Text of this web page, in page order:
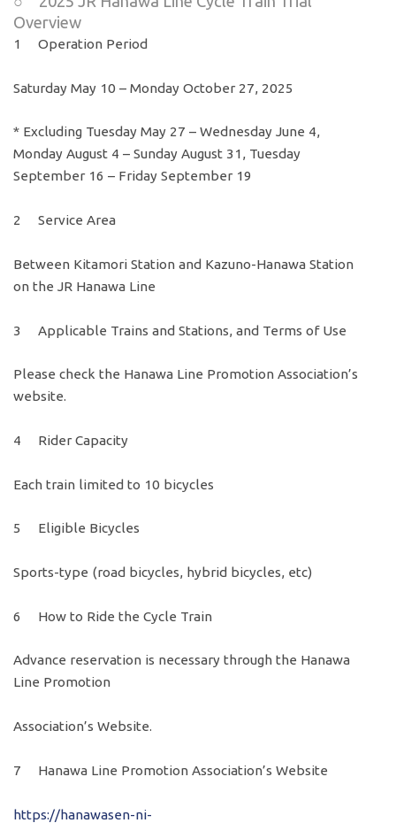
Overview
1 Operation Period
Saturday May 10 – Monday October 27, 2025
* Excluding Tuesday May 27 – Wednesday June 4,
Monday August 4 – Sunday August 31, Tuesday
September 16 – Friday September 19
2 Service Area
Between Kitamori Station and Kazuno-Hanawa Station
on the JR Hanawa Line
3 Applicable Trains and Stations, and Terms of Use
Please check the Hanawa Line Promotion Association’s
website.
4 Rider Capacity
Each train limited to 10 bicycles
5 Eligible Bicycles
Sports-type (road bicycles, hybrid bicycles, etc)
6 How to Ride the Cycle Train
Advance reservation is necessary through the Hanawa
Line Promotion
Association’s Website.
7 Hanawa Line Promotion Association’s Website
https://hanawasen-ni-